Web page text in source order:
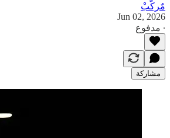
مٌركَّبْ
Jun 02, 2026
∙ مدفوع
مشاركة